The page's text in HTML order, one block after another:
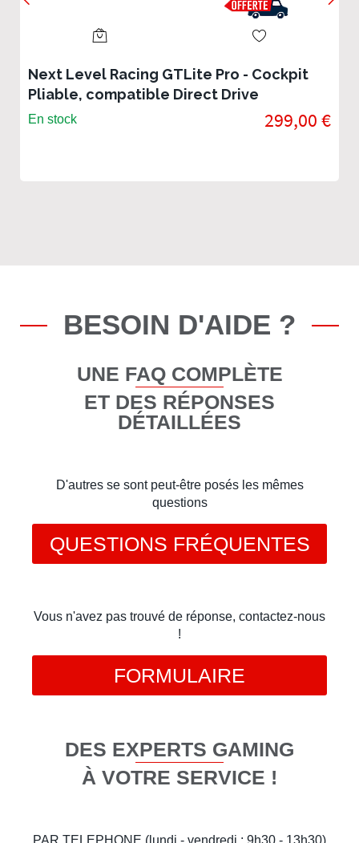
Next Level Racing GTLite Pro - Cockpit
Pliable, compatible Direct Drive
En stock 299,00 €
BESOIN D'AIDE ?
UNE FAQ COMPLÈTE
ET DES RÉPONSES
DÉTAILLÉES
D'autres se sont peut-être posés les mêmes
questions
QUESTIONS FRÉQUENTES
Vous n'avez pas trouvé de réponse, contactez-nous
!
FORMULAIRE
DES EXPERTS GAMING
À VOTRE SERVICE !
PAR TELEPHONE (lundi - vendredi : 9h30 - 13h30)